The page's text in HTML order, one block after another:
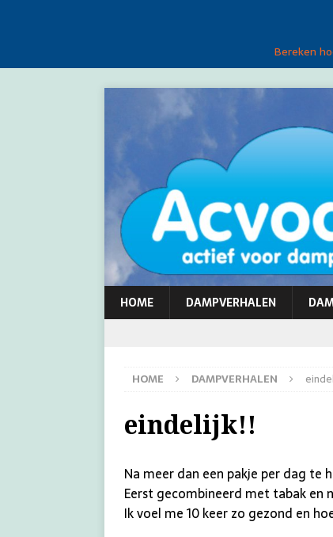
Bereken
HOME DAMPVERHALEN
HOME DAMPVERHALEN
eindelijk!!
Na meer dan een pakje per dag te
Eerst gecombineerd met tabak en
Ik voel me 10 keer zo gezond en